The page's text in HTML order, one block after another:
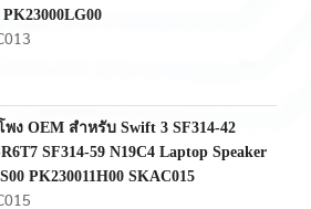
ง OEM สำหรับ Swift 3 SF314-42
SF314-59 N19C4 Laptop Speaker
PK230011H00 SKAC015